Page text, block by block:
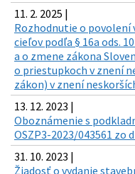
11. 2. 2025 |
Rozhodnutie o
cieľov podľa § 16a ods.
a o zmene zákona
o priestupkoch v znení
zákon) v znení
13. 12. 2023 |
Oboznámenie s
OSZP3-2023/043561 zo
31. 10. 2023 |
Žiadosť o vydanie